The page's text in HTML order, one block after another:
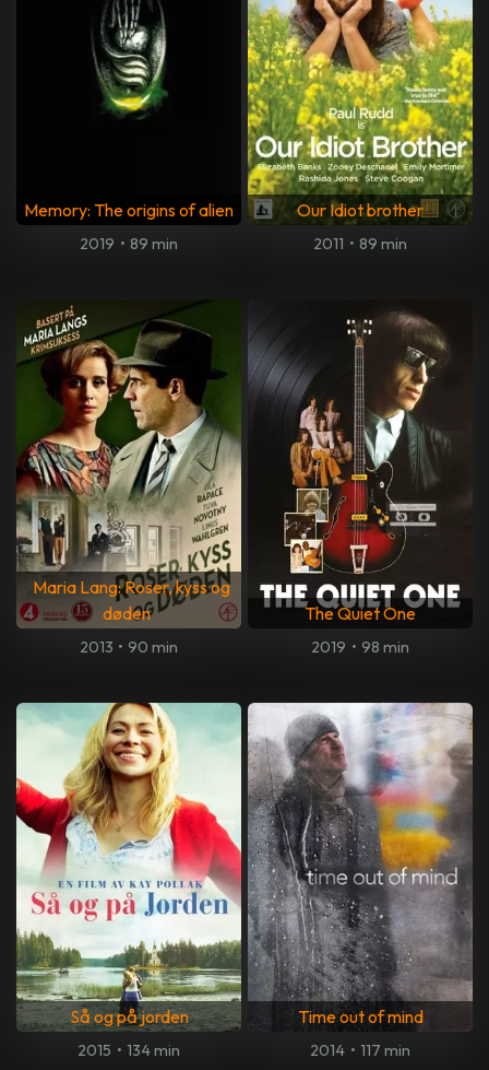
Memory: The origins of alien
2019 • 89 min
Our Idiot brother
2011 • 89 min
Maria Lang: Roser, kyss og
døden
2013 • 90 min
The Quiet One
2019 • 98 min
Så og på jorden
2015 • 134 min
Time out of mind
2014 • 117 min